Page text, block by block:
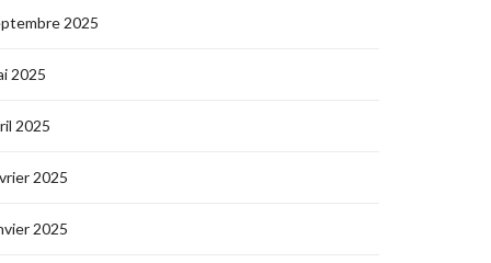
2025
2025
2025
2025
2025